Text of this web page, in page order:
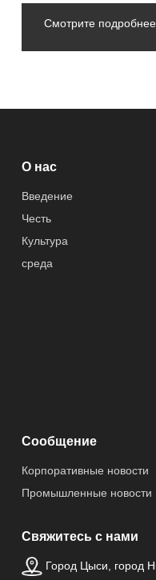
Смотрите подробнее
О нас
Введение
Честь
Культура
среда
Сообщение
Корпоративные новости
Промышленные новости
Свяжитесь с нами
Город Цыси, город